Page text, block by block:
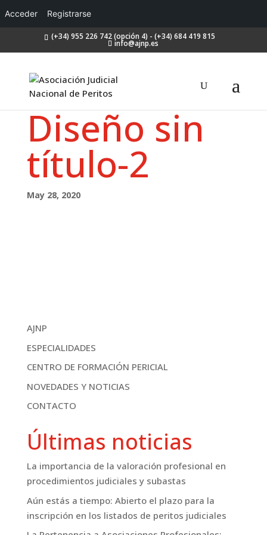
Acceder Registrarse
(+34) 955 226 742 (opción 4) - (+34) 684 419 815
info@ajnp.es
Diseño sin
título-2
May 28, 2020
AJNP
ESPECIALIDADES
CENTRO DE FORMACIÓN PERICIAL
NOVEDADES Y NOTICIAS
CONTACTO
Últimas noticias
La importancia de la valoración profesional en
procedimientos judiciales y subastas
Aún estás a tiempo: Abierto el plazo para la
inscripción en los listados de peritos judiciales